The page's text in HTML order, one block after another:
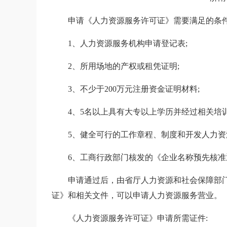
申请《人力资源服务许可证》需要满足的条
1、人力资源服务机构申请登记表;
2、所用场地的产权或租凭证明;
3、不少于200万元注册资金证明材料;
4、5名以上具有大专以上学历并经过相关培
5、健全可行的工作章程、制度和开发人力
6、工商行政部门核发的《企业名称预先核
申请通过后，由省厅人力资源和社会保障
证》和相关文件，可以申请人力资源服务营业。
《人力资源服务许可证》申请所需证件: